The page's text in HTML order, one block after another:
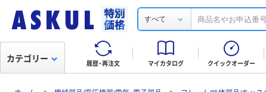
すべて
履歴・再注文 マイカタログ クイックオーダー
カテゴリー